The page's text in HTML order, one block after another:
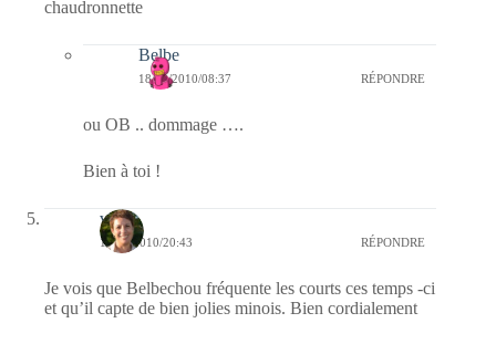
chaudronnette
Belbe
18/09/2010/08:37 RÉPONDRE
ou OB .. dommage ….
Bien à toi !
véb
17/09/2010/20:43 RÉPONDRE
Je vois que Belbechou fréquente les courts ces temps -ci
et qu’il capte de bien jolies minois. Bien cordialement